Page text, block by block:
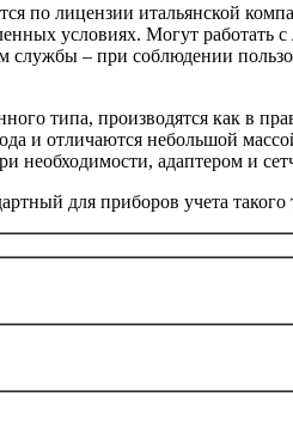
по лицензии итальянской
условиях. Могут
– при соблюдении
типа, производятся как в
и отличаются небольшой
необходимости, адаптером и
для приборов учета